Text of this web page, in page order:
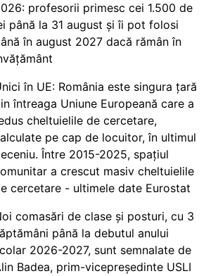
profesorii primesc cei 1.500 de
până la 31 august și îi pot folosi
în august 2027 dacă rămân în
în UE: România este singura țară
întreaga Uniune Europeană care a
cheltuielile de cercetare,
pe cap de locuitor, în ultimul
Între 2015-2025, spațiul
a crescut masiv cheltuielile
cercetare - ultimele date Eurostat
comasări de clase și posturi, cu 3
până la debutul anului
2026-2027, sunt semnalate de
Badea, prim-vicepreședinte USLI